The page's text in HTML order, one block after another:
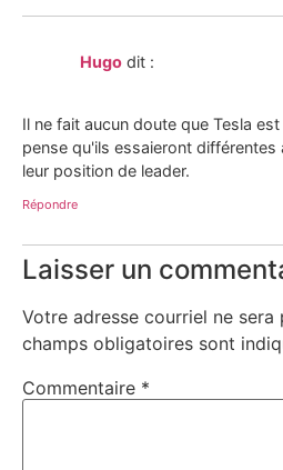
Hugo dit :
Il ne fait aucun doute que Tesla
pense qu'ils essaieront
leur position de leader.
Répondre
Laisser un
Votre adresse courriel ne sera
champs obligatoires sont
Commentaire *